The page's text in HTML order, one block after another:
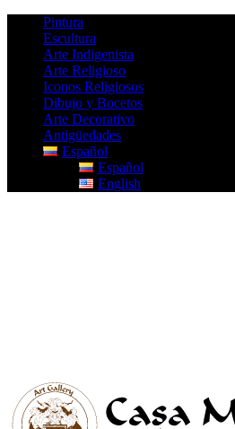
Pintura
Escultura
Arte Indigenista
Arte Religioso
Iconos Religiosos
Dibujo y Bocetos
Arte Decorativo
Antigüedades
Español
Español
English